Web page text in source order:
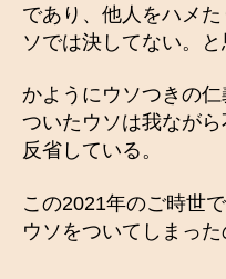
であり、他人をハメ
ソでは決してない。と
かようにウソつきの
ついたウソは我なが
反省している。
この2021年のご時世
ウソをついてしまった